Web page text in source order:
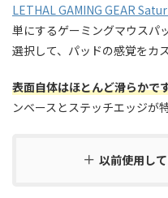
LETHAL GAMING GEAR
単にするゲーミングマウスパ
選択して、パッドの感覚をカ
表面自体はほとんど滑らかで
ンベースとステッチエッジが
以前使用し